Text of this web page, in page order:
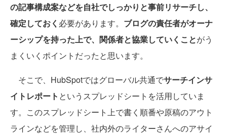
の記事構成案などを自社でしっかりと事前リサーチし、
確定しておく 必要があります。 ブログの責任者がオーナ
ーシップを持った上で、関係者と協業していくことがう
まくいくポイントだったと思います。
そこで、HubSpotではグローバル共通でサーチインサ
イトレポート というスプレッドシートを活用していま
す。このスプレッドシート上で書く順番や原稿のアウト
ラインなどを管理し、社内外のライターさんへのアサイ